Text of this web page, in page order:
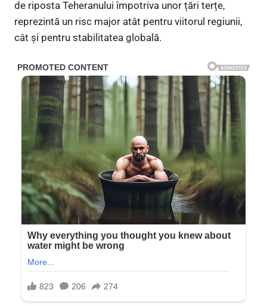
de riposta Teheranului împotriva unor țări terțe,
reprezintă un risc major atât pentru viitorul regiunii,
cât și pentru stabilitatea globală.